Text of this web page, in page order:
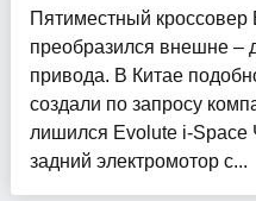
Пятиместный кроссовер
преобразился внешне –
привода. В Китае
создали по запросу
лишился Evolute i‑Space
задний электромотор с...